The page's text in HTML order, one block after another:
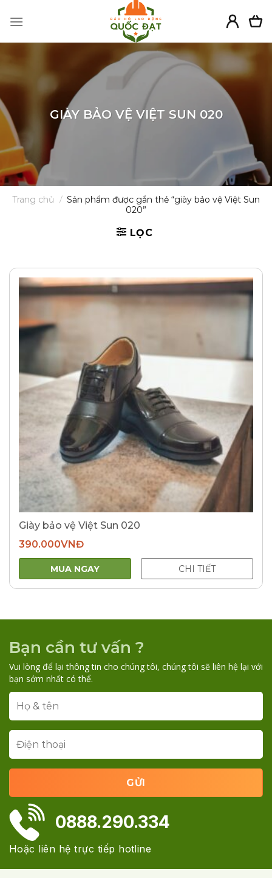
GIÀY BẢO VỆ VIỆT SUN 020
Trang chủ / Sản phẩm được gắn thẻ “giày bảo vệ Việt Sun
020”
LỌC
Giày bảo vệ Việt Sun 020
390.000VNĐ
MUA NGAY CHI TIẾT
Bạn cần tư vấn ?
Vui lòng để lại thông tin cho chúng tôi, chúng tôi sẽ liên hệ lại với
bạn sớm nhất có thể.
0888.290.334
Hoặc liên hệ trực tiếp hotline